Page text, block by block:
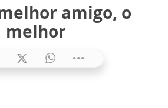
amigo, o
melhor